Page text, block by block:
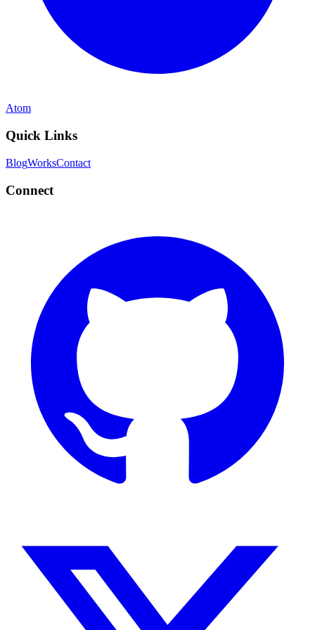
Atom
Quick Links
BlogWorksContact
Connect